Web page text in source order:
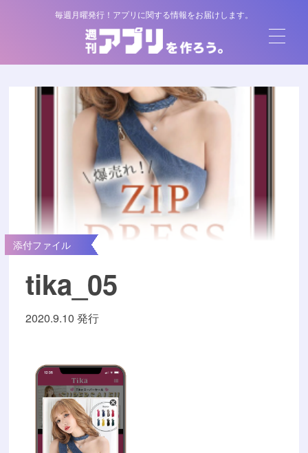
毎週月曜発行！アプリに関する情報をお届けします。
添付ファイル
tika_05
2020.9.10 発行